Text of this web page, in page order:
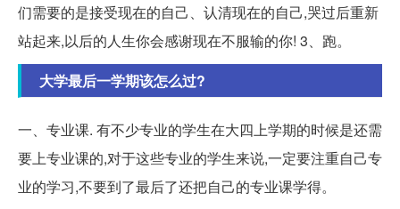
们需要的是接受现在的自己、认清现在的自己,哭过后重新
站起来,以后的人生你会感谢现在不服输的你! 3、跑。
大学最后一学期该怎么过?
一、专业课. 有不少专业的学生在大四上学期的时候是还需
要上专业课的,对于这些专业的学生来说,一定要注重自己专
业的学习,不要到了最后了还把自己的专业课学得。